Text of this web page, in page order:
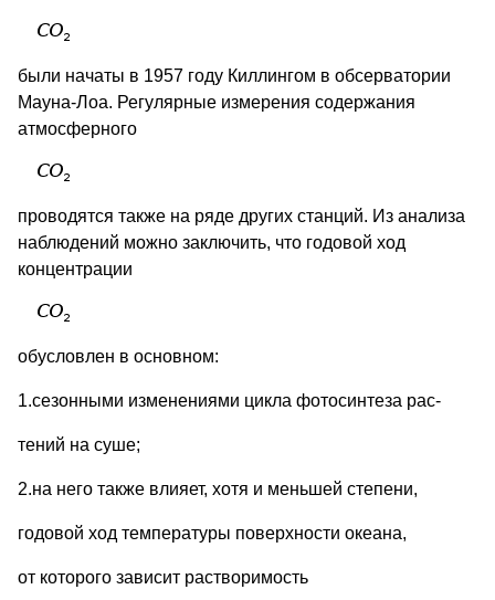
были начаты в 1957 году Киллингом в обсерватории
Мауна-Лоа. Регулярные измерения содержания
атмосферного
проводятся также на ряде других станций. Из анализа
наблюдений можно заключить, что годовой ход
концентрации
обусловлен в основном:
1.сезонными изменениями цикла фотосинтеза рас-
тений на суше;
2.на него также влияет, хотя и меньшей степени,
годовой ход температуры поверхности океана,
от которого зависит растворимость